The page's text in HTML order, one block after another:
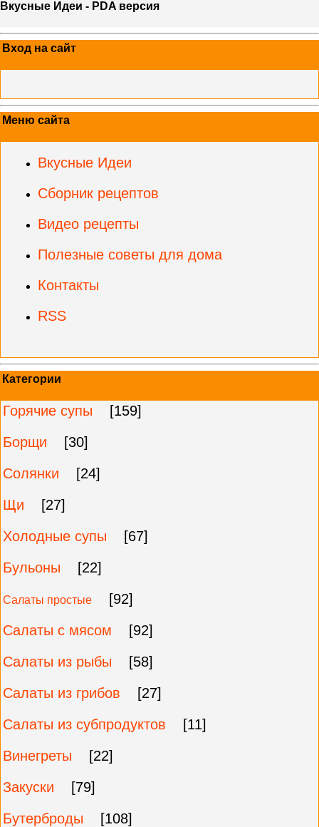
Вкусные Идеи - PDA версия
Вход на сайт
Меню сайта
Вкусные Идеи
Сборник рецептов
Видео рецепты
Полезные советы для дома
Контакты
RSS
Категории
Горячие супы
[159]
Борщи
[30]
Солянки
[24]
Щи
[27]
Холодные супы
[67]
Бульоны
[22]
Салаты простые
[92]
Салаты с мясом
[92]
Салаты из рыбы
[58]
Салаты из грибов
[27]
Салаты из субпродуктов
[11]
Винегреты
[22]
Закуски
[79]
Бутерброды
[108]